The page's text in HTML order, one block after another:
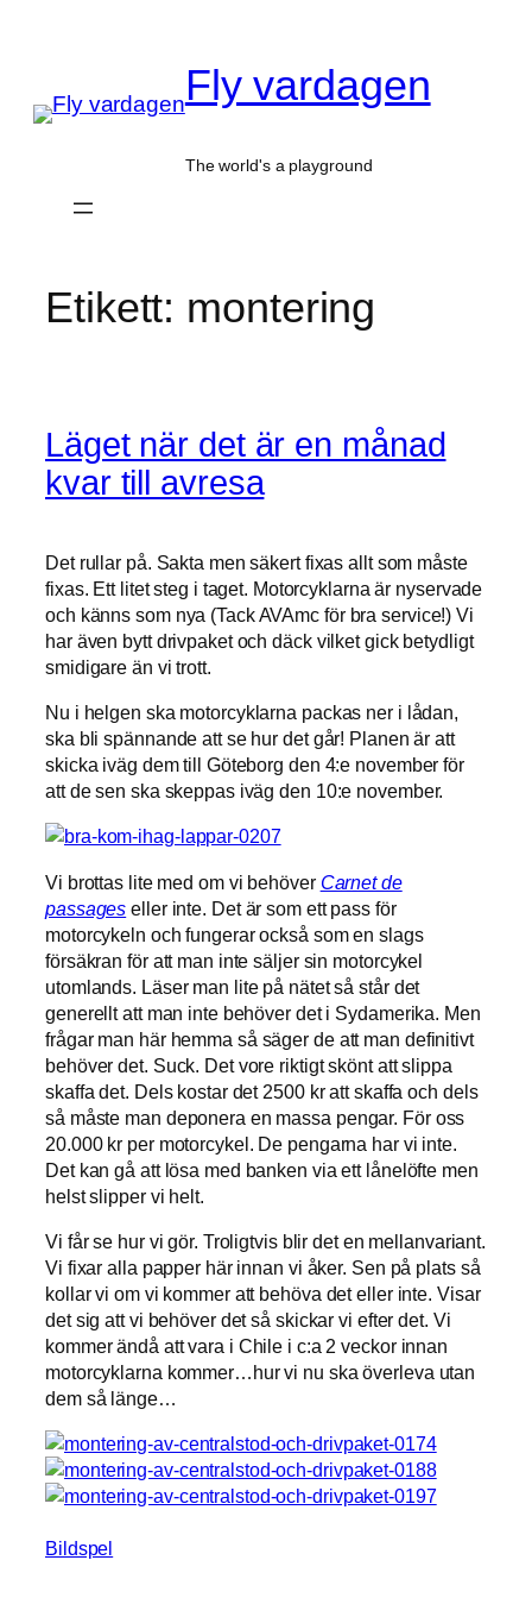
Fly vardagen
The world's a playground
Etikett: montering
Läget när det är en månad
kvar till avresa
Det rullar på. Sakta men säkert fixas allt som måste
fixas. Ett litet steg i taget. Motorcyklarna är nyservade
och känns som nya (Tack AVAmc för bra service!) Vi
har även bytt drivpaket och däck vilket gick betydligt
smidigare än vi trott.
Nu i helgen ska motorcyklarna packas ner i lådan,
ska bli spännande att se hur det går! Planen är att
skicka iväg dem till Göteborg den 4:e november för
att de sen ska skeppas iväg den 10:e november.
Vi brottas lite med om vi behöver Carnet de
passages eller inte. Det är som ett pass för
motorcykeln och fungerar också som en slags
försäkran för att man inte säljer sin motorcykel
utomlands. Läser man lite på nätet så står det
generellt att man inte behöver det i Sydamerika. Men
frågar man här hemma så säger de att man definitivt
behöver det. Suck. Det vore riktigt skönt att slippa
skaffa det. Dels kostar det 2500 kr att skaffa och dels
så måste man deponera en massa pengar. För oss
20.000 kr per motorcykel. De pengarna har vi inte.
Det kan gå att lösa med banken via ett lånelöfte men
helst slipper vi helt.
Vi får se hur vi gör. Troligtvis blir det en mellanvariant.
Vi fixar alla papper här innan vi åker. Sen på plats så
kollar vi om vi kommer att behöva det eller inte. Visar
det sig att vi behöver det så skickar vi efter det. Vi
kommer ändå att vara i Chile i c:a 2 veckor innan
motorcyklarna kommer…hur vi nu ska överleva utan
dem så länge…
Bildspel